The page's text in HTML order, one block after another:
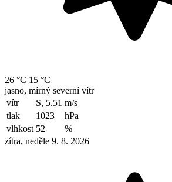
26 °C 15 °C
jasno, mírný severní vítr
vítr
S, 5.51 m/s
tlak
1023
hPa
vlhkost 52
%
zítra, neděle 9. 8. 2026